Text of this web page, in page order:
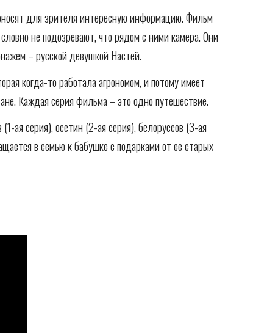
для зрителя интересную информацию. Фильм
не подозревают, что рядом с ними камера. Они
– русской девушкой Настей.
когда-то работала агрономом, и потому имеет
Каждая серия фильма – это одно путешествие.
ая серия), осетин (2-ая серия), белоруссов (3-ая
в семью к бабушке с подарками от ее старых